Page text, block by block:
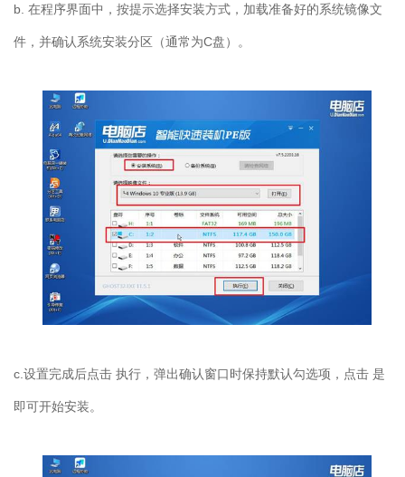
b. 在程序界面中，按提示选择安装方式，加载准备好的系统镜像文
件，并确认系统安装分区（通常为C盘）。
c. 设置完成后点击 执行，弹出确认窗口时保持默认勾选项，点击 是
即可开始安装。